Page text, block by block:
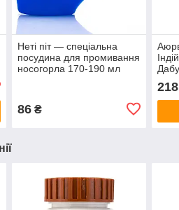
Неті піт — спеціальна
посудина для промивання
носогорла 170-190 мл
86₴
218